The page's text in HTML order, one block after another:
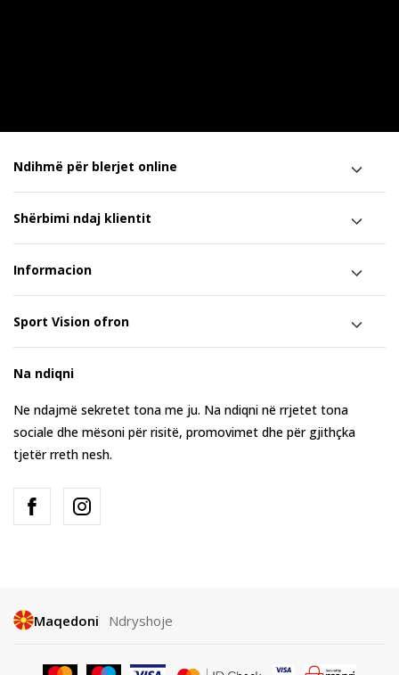
Ndihmë për blerjet online
Shërbimi ndaj klientit
Informacion
Sport Vision ofron
Na ndiqni
Ne ndajmë sekretet tona me ju. Na ndiqni në rrjetet tona
sociale dhe mësoni për risitë, promovimet dhe për gjithçka
tjetër rreth nesh.
Maqedoni Ndryshoje